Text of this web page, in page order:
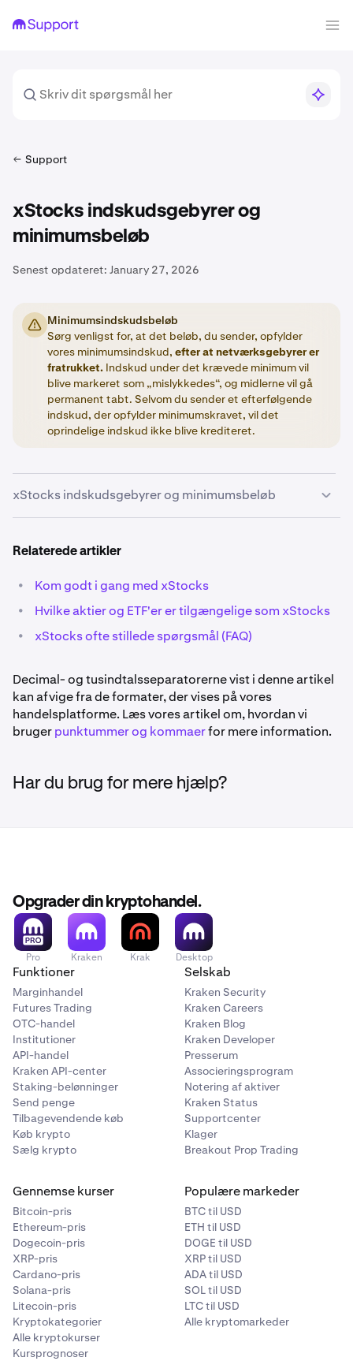
Support
xStocks indskudsgebyrer og
minimumsbeløb
Senest opdateret: January 27, 2026
Minimumsindskudsbeløb
Sørg venligst for, at det beløb, du sender, opfylder
vores minimumsindskud, efter at netværksgebyrer er
fratrukket. Indskud under det krævede minimum vil
blive markeret som „mislykkedes“, og midlerne vil gå
permanent tabt. Selvom du sender et efterfølgende
indskud, der opfylder minimumskravet, vil det
oprindelige indskud ikke blive krediteret.
xStocks indskudsgebyrer og minimumsbeløb
uden varsel og er muligvis ikke altid opdaterede. Log
aktuelle oplysninger anført på hver indbetalingsside.
Relaterede artikler
• Kom godt i gang med xStocks
• Hvilke aktier og ETF'er er tilgængelige som xStocks
• xStocks ofte stillede spørgsmål (FAQ)
Decimal- og tusindtalsseparatorerne vist i denne artikel
kan afvige fra de formater, der vises på vores
handelsplatforme. Læs vores artikel om, hvordan vi
brugerpunktummer og kommaerfor mere information.
Har du brug for mere hjælp?
Opgrader din kryptohandel.
Pro Kraken Krak Desktop
Funktioner
Marginhandel
Futures Trading
OTC-handel
Institutioner
API-handel
Kraken API-center
Staking-belønninger
Send penge
Tilbagevendende køb
Køb krypto
Sælg krypto
Selskab
Kraken Security
Kraken Careers
Kraken Blog
Kraken Developer
Presserum
Associeringsprogram
Notering af aktiver
Kraken Status
Supportcenter
Klager
Breakout Prop Trading
Gennemse kurser
Bitcoin-pris
Ethereum-pris
Dogecoin-pris
XRP-pris
Cardano-pris
Solana-pris
Litecoin-pris
Kryptokategorier
Alle kryptokurser
Kursprognoser
Populære markeder
BTC til USD
ETH til USD
DOGE til USD
XRP til USD
ADA til USD
SOL til USD
LTC til USD
Alle kryptomarkeder